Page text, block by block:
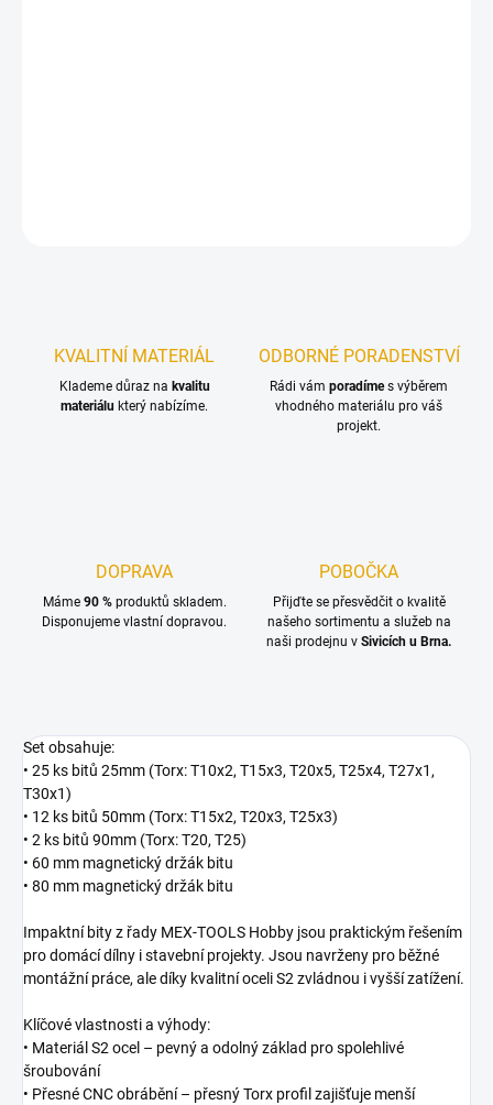
KVALITNÍ MATERIÁL
Klademe důraz na kvalitu
materiálu který nabízíme.
ODBORNÉ PORADENSTVÍ
Rádi vám poradímes výběrem
vhodného materiálu pro váš
projekt.
DOPRAVA
Máme 90 %produktů skladem.
Disponujeme vlastní dopravou.
POBOČKA
Přijďte se přesvědčit o kvalitě
našeho sortimentu a služeb na
naši prodejnu v Sivicích u Brna.
Set obsahuje:
• 25 ks bitů 25mm (Torx: T10x2, T15x3, T20x5, T25x4, T27x1,
T30x1)
• 12 ks bitů 50mm (Torx: T15x2, T20x3, T25x3)
• 2 ks bitů 90mm (Torx: T20, T25)
• 60 mm magnetický držák bitu
• 80 mm magnetický držák bitu
Impaktní bity z řady MEX-TOOLS Hobby jsou praktickým řešením
pro domácí dílny i stavební projekty. Jsou navrženy pro běžné
montážní práce, ale díky kvalitní oceli S2 zvládnou i vyšší zatížení.
Klíčové vlastnosti a výhody:
• Materiál S2 ocel – pevný a odolný základ pro spolehlivé
šroubování
• Přesné CNC obrábění – přesný Torx profil zajišťuje menší